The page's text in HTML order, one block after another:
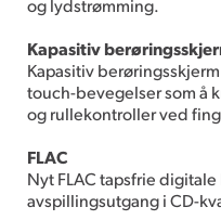
og lydstrømming.
Kapasitiv
Kapasitiv
touch-bevegelser som å
og rullekontroller ved
FLAC
Nyt FLAC tapsfrie
avspillingsutgang i CD-